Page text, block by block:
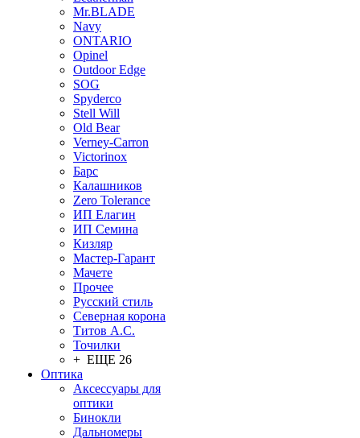
Mr.BLADE
Navy
ONTARIO
Opinel
Outdoor Edge
SOG
Spyderco
Stell Will
Old Bear
Verney-Carron
Victorinox
Барс
Калашников
Zero Tolerance
ИП Елагин
ИП Семина
Кизляр
Мастер-Гарант
Мачете
Прочее
Русский стиль
Северная корона
Титов А.С.
Точилки
+ ЕЩЕ 26
Оптика
Аксессуары для
оптики
Бинокли
Дальномеры